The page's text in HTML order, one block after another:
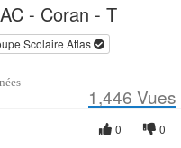
- Coran - T
Scolaire Atlas
1,446 Vues
0
0